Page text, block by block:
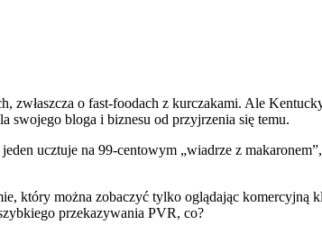
zwłaszcza o fast-foodach z kurczakami. Ale
swojego bloga i biznesu od przyjrzenia się temu.
ucztuje na 99-centowym „wiadrze z
który można zobaczyć tylko oglądając komercyjną
przekazywania PVR, co?